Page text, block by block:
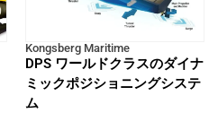
Kongsberg Maritime
DPS ワールドクラスのダイナ
ミックポジショニングシステ
ム